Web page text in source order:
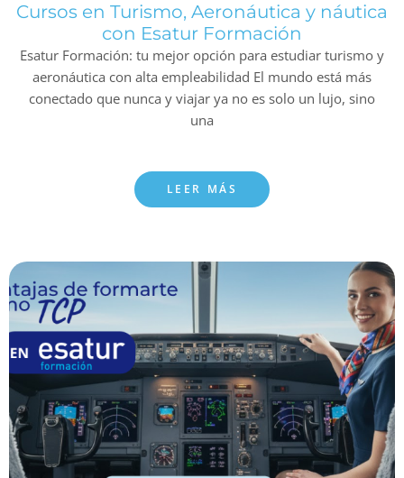
Cursos en Turismo, Aeronáutica y náutica
con Esatur Formación
Esatur Formación: tu mejor opción para estudiar turismo y
aeronáutica con alta empleabilidad El mundo está más
conectado que nunca y viajar ya no es solo un lujo, sino
una
LEER MÁS